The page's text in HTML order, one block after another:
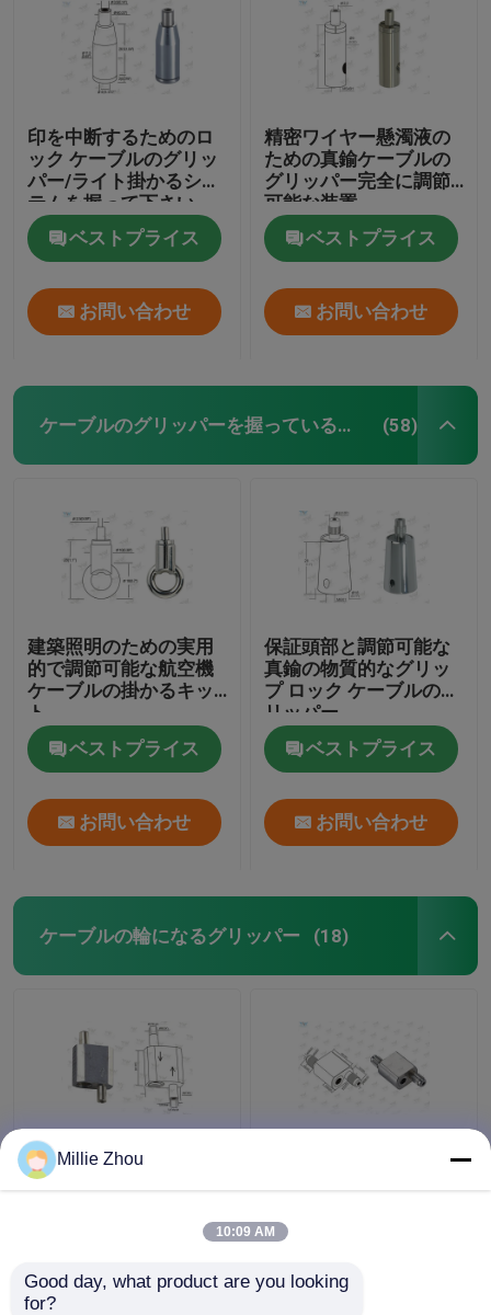
印を中断するためのロ
ック ケーブルのグリッ
パー/ライト掛かるシス
テムを握って下さい
ベストプライス
お問い合わせ
精密ワイヤー懸濁液の
ための真鍮ケーブルの
グリッパー完全に調節
可能な装置
ベストプライス
お問い合わせ
ケーブルのグリッパーを握っている自己 (58)
建築照明のための実用
的で調節可能な航空機
ケーブルの掛かるキッ
ト
ベストプライス
お問い合わせ
保証頭部と調節可能な
真鍮の物質的なグリッ
プ ロック ケーブルのグ
リッパー
ベストプライス
お問い合わせ
ケーブルの輪になるグリッパー (18)
照明装置のための逆解
放ケーブルの輪になる
20 *容易な20のMmの懸
節します
Millie Zhou
10:09 AM
Good day, what product are you looking
for?